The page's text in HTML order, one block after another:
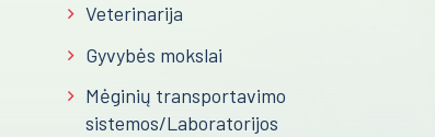
Veterinarija
Gyvybės mokslai
Mėginių transportavimo
sistemos/Laboratorijos